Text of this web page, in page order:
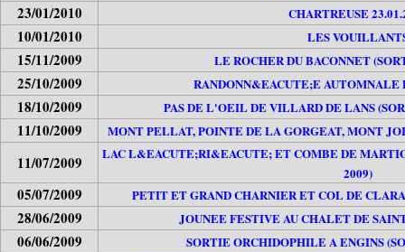
23/01/2010 CHARTREUSE
10/01/2010 LES
15/11/2009 LE ROCHER DU BACONNET
25/10/2009 RANDONN&EACUTE;E AUTOMNALE
18/10/2009 PAS DE L'OEIL DE VILLARD DE LANS
11/10/2009 MONT PELLAT, POINTE DE LA GORGEAT, MONT
11/07/2009
LAC L&EACUTE;RI&EACUTE; ET COMBE DE
2009)
05/07/2009 PETIT ET GRAND CHARNIER ET COL DE
28/06/2009 JOUNEE FESTIVE AU CHALET DE
06/06/2009 SORTIE ORCHIDOPHILE A ENGINS